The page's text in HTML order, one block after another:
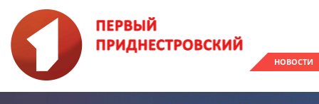
НОВОСТИ